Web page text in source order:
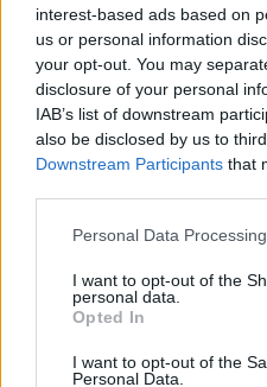
interest-based ads based on
us or personal information
your opt-out. You may
disclosure of your personal
IAB’s list of downstream
also be disclosed by us to
Downstream Participants that
Personal Data
I want to opt-out of the
personal data.
Opted In
I want to opt-out of the
Personal Data.